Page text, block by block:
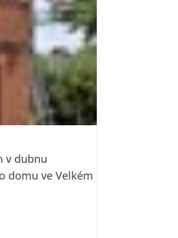
v dubnu
domu ve Velkém